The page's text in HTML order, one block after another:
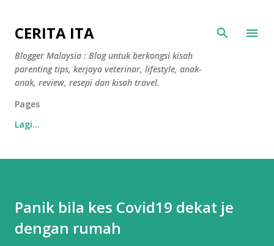
CERITA ITA
Blogger Malaysia : Blog untuk berkongsi kisah
parenting tips, kerjaya veterinar, lifestyle, anak-
anak, review, resepi dan kisah travel.
Pages
Lagi…
Panik bila kes Covid19 dekat je
dengan rumah